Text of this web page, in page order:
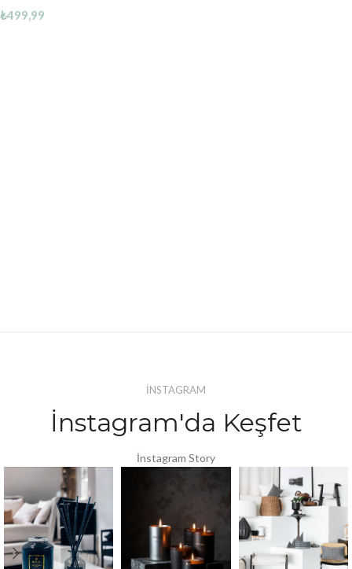
₺499,99
İNSTAGRAM
İnstagram'da Keşfet
İnstagram Story